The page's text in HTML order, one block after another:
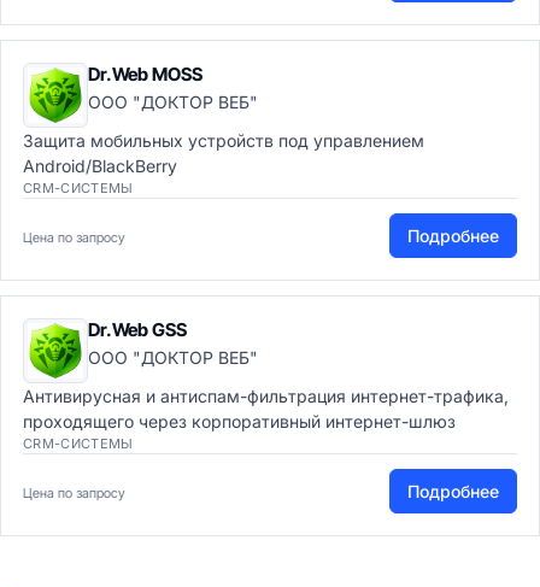
Dr.Web MOSS
ООО "ДОКТОР ВЕБ"
Защита мобильных устройств под управлением
Android/BlackBerry
CRM-СИСТЕМЫ
Цена по запросу Подробнее
Dr.Web GSS
ООО "ДОКТОР ВЕБ"
Антивирусная и антиспам-фильтрация интернет-трафика,
проходящего через корпоративный интернет-шлюз
CRM-СИСТЕМЫ
Цена по запросу Подробнее